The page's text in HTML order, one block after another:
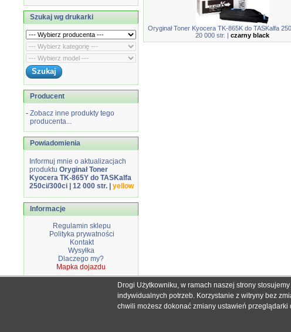
Szukaj wg drukarki
Producent
- Zobacz inne produkty tego
producenta...
Powiadomienia
Informuj mnie o aktualizacjach
produktu Oryginał Toner
Kyocera TK-865Y do TASKalfa
250ci/300ci | 12 000 str. | yellow
Informacje
Regulamin sklepu
Polityka prywatności
Kontakt
Wysyłka
Dlaczego my?
Mapka dojazdu
Oryginał Toner Kyocera TK-865K do TASKalfa
20 000 str. | czarny black
Wszystkie nazwy i znaki handlowe użyte na stronie sklepu
Mimo dołożenia wszelkich starań nie
W przypadku
Drogi Użytkowniku, w ramach naszej strony
indywidualnych potrzeb. Korzystanie z witryny bez
chwili możesz dokonać zmiany ustawień